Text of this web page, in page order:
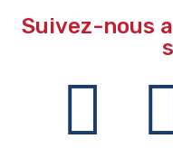
Suivez-nous